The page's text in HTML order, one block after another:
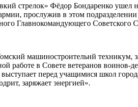
стрелок» Фёдор Бондаренко ушел
прослужив в этом
Главнокомандующего Советского
машиностроительнй техникум,
работе в Совете ветеранов
выступает перед учащимися школ
заряжает энергией».